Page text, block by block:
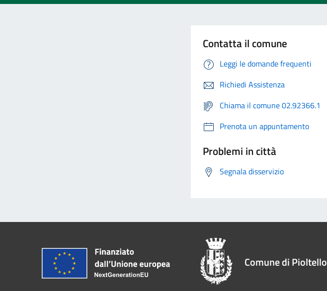
Contatta il comune
Leggi le domande frequenti
Richiedi Assistenza
Chiama il comune 02.92366.1
Prenota un appuntamento
Problemi in città
Segnala disservizio
Comune di Pioltello